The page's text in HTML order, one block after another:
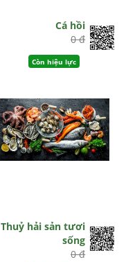
Cá hồi
0 đ
Còn hiệu lực
Thuỷ hải sản tươi
sống
0 đ